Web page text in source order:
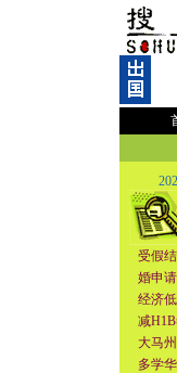
受假
婚申
经济
减
大马
多学